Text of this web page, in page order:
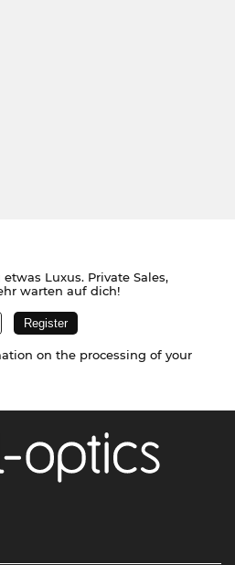
Luxus. Private Sales,
warten auf dich!
on the processing of your